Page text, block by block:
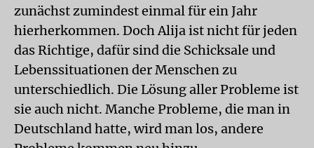
zunächst zumindest einmal für ein Jahr
hierherkommen. Doch Alija ist nicht für jeden
das Richtige, dafür sind die Schicksale und
Lebenssituationen der Menschen zu
unterschiedlich. Die Lösung aller Probleme ist
sie auch nicht. Manche Probleme, die man in
Deutschland hatte, wird man los, andere